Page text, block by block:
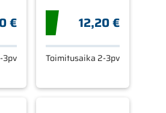
€
3pv
12,20 €
Toimitusaika 2-3pv